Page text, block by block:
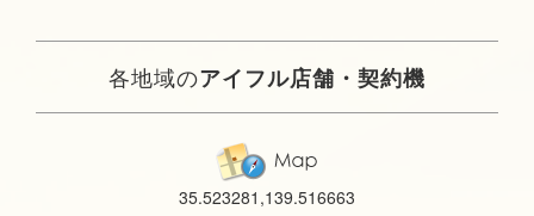
各地域のアイフル店舗・契約機
35.523281,139.516663